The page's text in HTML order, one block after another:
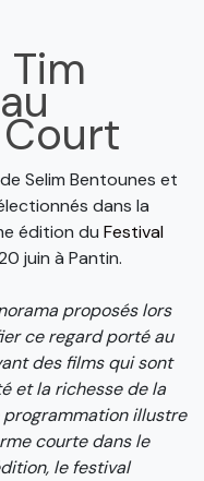
Selim Bentounes et
dans la
édition du Festival
juin à Pantin.
proposés lors
ce regard porté au
des films qui sont
et la richesse de la
illustre
courte dans le
le festival